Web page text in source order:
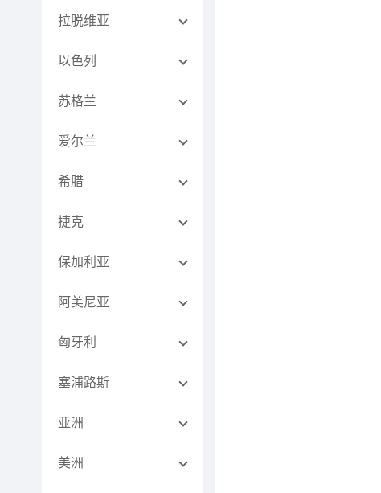
拉脱维亚
以色列
苏格兰
爱尔兰
希腊
捷克
保加利亚
阿美尼亚
匈牙利
塞浦路斯
亚洲
美洲